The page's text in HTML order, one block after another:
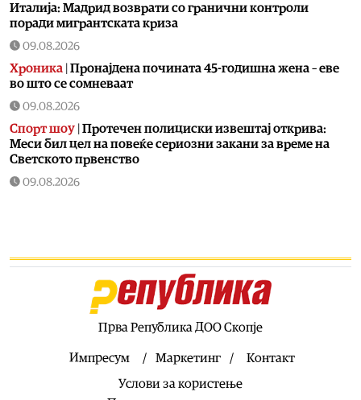
Италија: Мадрид возврати со гранични контроли
поради мигрантската криза
09.08.2026
Хроника Пронајдена почината 45-годишна жена – еве
во што се сомневаат
09.08.2026
Спорт шоу Протечен полициски извештај открива:
Меси бил цел на повеќе сериозни закани за време на
Светското првенство
09.08.2026
Свет|Хамас повика на целосно спроведување на
планот од 15 точки на Трамп за Појасот Газа
Обидот на Филипче да го исмева видеото
критики под објавата
Прва Република ДОО Скопје
Импресум Маркетинг
Контакт
Услови за користење